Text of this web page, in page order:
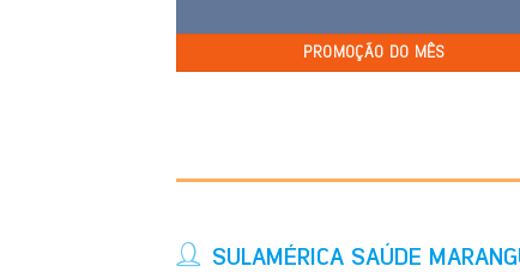
PROMOÇÃO DO MÊS
SULAMÉRICA SAÚDE